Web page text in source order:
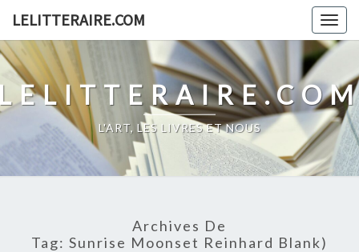
content
LELITTERAIRE.COM
L'ART, LES LIVRES ET NOUS
Archives De
Tag: Sunrise Moonset Reinhard Blank)